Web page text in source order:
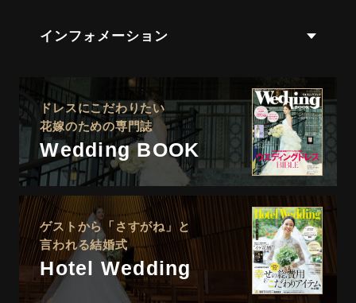
インフォメーション
ドレスにこだわりたい
花嫁のための専門誌
Wedding BOOK
ゲストから「さすがね」と
言われる結婚式
Hotel Wedding